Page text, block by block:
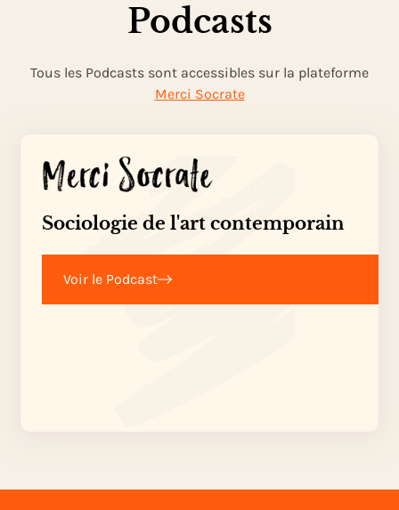
Podcasts
Tous les Podcasts sont accessibles sur la plateforme
Merci Socrate
Sociologie de l'art contemporain
Voir le Podcast